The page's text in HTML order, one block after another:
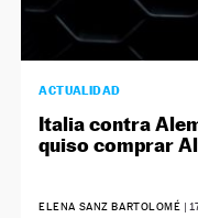
ACTUALIDAD
Italia contra
quiso comprar
ELENA SANZ BARTOLOMÉ |